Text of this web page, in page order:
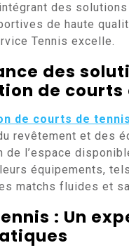
des
de haute
Tennis excelle.
des
de courts
de courts de
revêtement et des
de l’espace
équipements,
matchs fluides et
: Un